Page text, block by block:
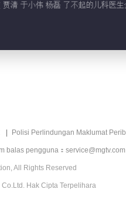
清 于小伟 杨磊 了不起的儿科医
Polisi Perlindungan Maklumat
balas pengguna：service@mgtv.com
All Rights Reserved
Hak Cipta Terpelihara